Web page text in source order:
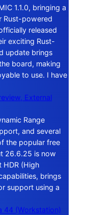
1.1.0, bringing a
Rust-powered
released
exciting Rust-
update brings
board, making
to use. I have
External
Range
and several
the popular free
26.6.25 is now
HDR (High
brings
support using a
44 (Workstation)